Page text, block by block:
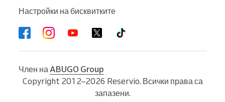
Настройки на бисквитките
Член наABUGO Group
Copyright 2012–2026 Reservio. Всички права са
запазени.